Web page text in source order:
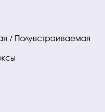
/ Полувстраиваемая